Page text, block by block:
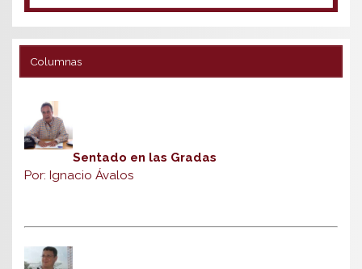
Columnas
Sentado en las Gradas
Por: Ignacio Ávalos